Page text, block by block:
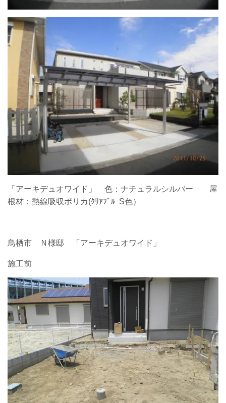
「アーキデュオワイド」 色：ナチュラルシルバー 屋
根材：熱線吸収ポリカ(ｸﾘｱﾌﾞﾙｰS色）
鳥栖市 Ｎ様邸 「アーキデュオワイド」
施工前